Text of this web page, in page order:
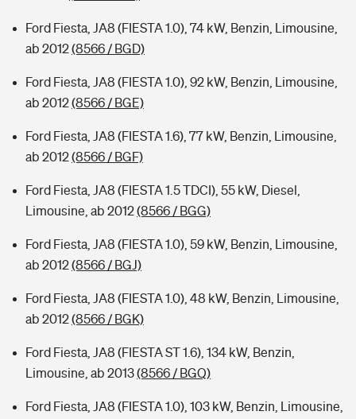
Ford Fiesta, JA8 (FIESTA 1.0), 74 kW, Benzin, Limousine,
ab 2012(8566 / BGD)
Ford Fiesta, JA8 (FIESTA 1.0), 92 kW, Benzin, Limousine,
ab 2012(8566 / BGE)
Ford Fiesta, JA8 (FIESTA 1.6), 77 kW, Benzin, Limousine,
ab 2012(8566 / BGF)
Ford Fiesta, JA8 (FIESTA 1.5 TDCI), 55 kW, Diesel,
Limousine, ab 2012(8566 / BGG)
Ford Fiesta, JA8 (FIESTA 1.0), 59 kW, Benzin, Limousine,
ab 2012(8566 / BGJ)
Ford Fiesta, JA8 (FIESTA 1.0), 48 kW, Benzin, Limousine,
ab 2012(8566 / BGK)
Ford Fiesta, JA8 (FIESTA ST 1.6), 134 kW, Benzin,
Limousine, ab 2013(8566 / BGQ)
Ford Fiesta, JA8 (FIESTA 1.0), 103 kW, Benzin, Limousine,